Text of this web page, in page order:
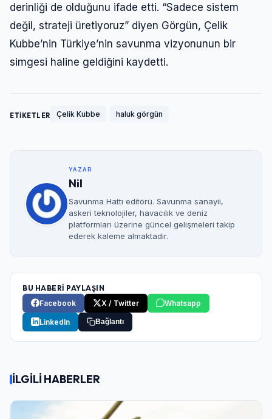
derinliği de olduğunu ifade etti. “Sadece sistem
değil, strateji üretiyoruz” diyen Görgün, Çelik
Kubbe’nin Türkiye’nin savunma vizyonunun bir
simgesi haline geldiğini kaydetti.
ETİKETLER Çelik Kubbe haluk görgün
YAZAR
Nil
Savunma Hattı editörü. Savunma sanayii,
askeri teknolojiler, havacılık ve deniz
platformları üzerine güncel gelişmeleri takip
ederek kaleme almaktadır.
BU HABERİ PAYLAŞIN
Facebook
X / Twitter Whatsapp
LinkedIn Bağlantı
İLGİLİ HABERLER